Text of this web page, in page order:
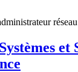
réseau
et